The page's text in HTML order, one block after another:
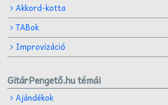
Akkord-kotta
TABok
Improvizáció
GitárPengető.hu témái
Ajándékok